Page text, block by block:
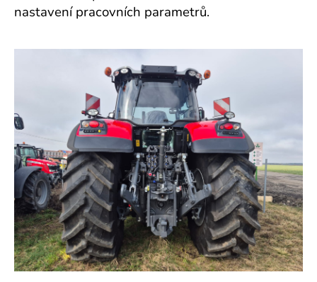
nastavení pracovních parametrů.